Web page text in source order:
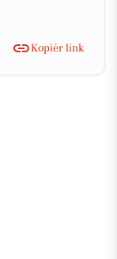
Kopiér link